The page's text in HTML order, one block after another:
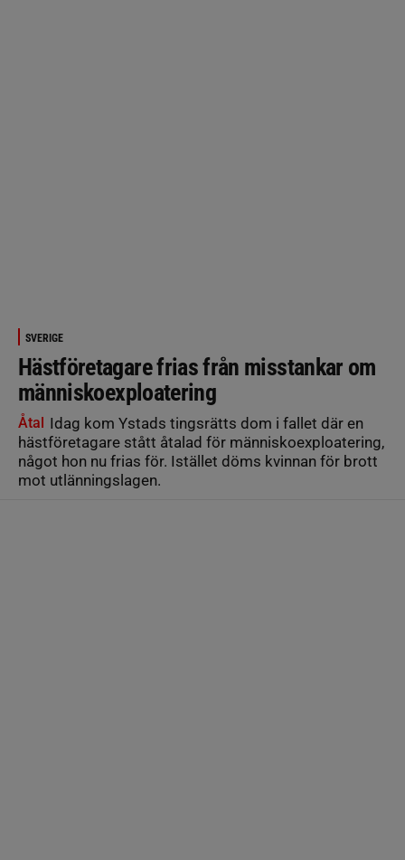
SVERIGE
Hästföretagare frias från misstankar om
människoexploatering
Åtal Idag kom Ystads tingsrätts dom i fallet där en
hästföretagare stått åtalad för människoexploatering,
något hon nu frias för. Istället döms kvinnan för brott
mot utlänningslagen.